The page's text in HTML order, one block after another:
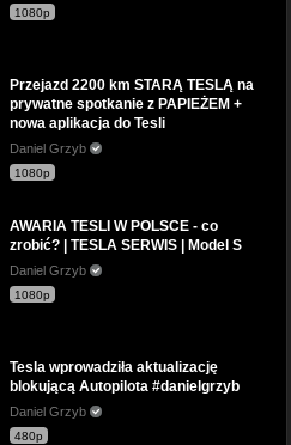
1080p
Przejazd 2200 km STARĄ TESLĄ na
prywatne spotkanie z PAPIEŻEM +
nowa aplikacja do Tesli
Daniel Grzyb
1080p
AWARIA TESLI W POLSCE - co
zrobić? | TESLA SERWIS | Model S
Daniel Grzyb
1080p
Tesla wprowadziła aktualizację
blokującą Autopilota #danielgrzyb
Daniel Grzyb
480p